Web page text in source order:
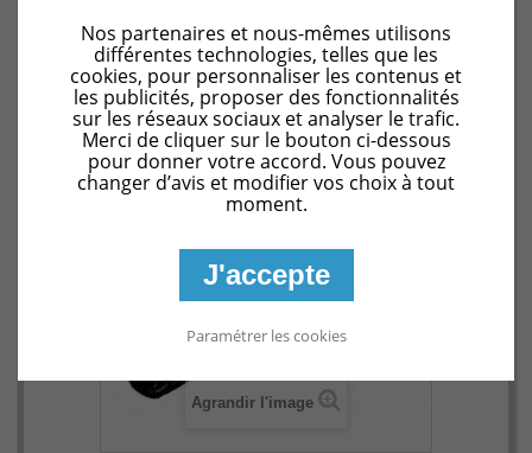
Cassette T moteur c ral9022 POUR
CYCLONX/RC4400/RC4401
Agrandir l'image
Nos partenaires et nous-mêmes utilisons
différentes technologies, telles que les
cookies, pour personnaliser les contenus et
les publicités, proposer des fonctionnalités
sur les réseaux sociaux et analyser le trafic.
Merci de cliquer sur le bouton ci-dessous
pour donner votre accord. Vous pouvez
changer d’avis et modifier vos choix à tout
moment.
J'accepte
Paramétrer les cookies